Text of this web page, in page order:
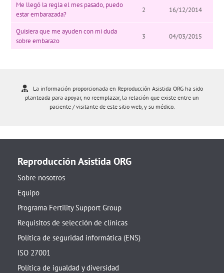
Me llegó la regla el mes pasado, puedo
estar embarazada?
2 16/12/2014
Quisiera que me ayuden con mi duda
sobre embarazo
3 04/03/2015
La información proporcionada en Reproducción Asistida ORG ha sido
planteada para apoyar, no reemplazar, la relación que existe entre un
paciente / visitante de este sitio web, y su médico.
Reproducción Asistida ORG
Sobre nosotros
Equipo
Programa Fertility Support Group
Requisitos de selección de clínicas
Política de seguridad informática (ENS)
ISO 27001
Política de igualdad y diversidad